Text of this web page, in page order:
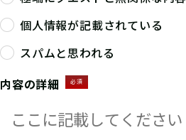
個人情報が記載されている
スパムと思われる
内容の詳細
必須